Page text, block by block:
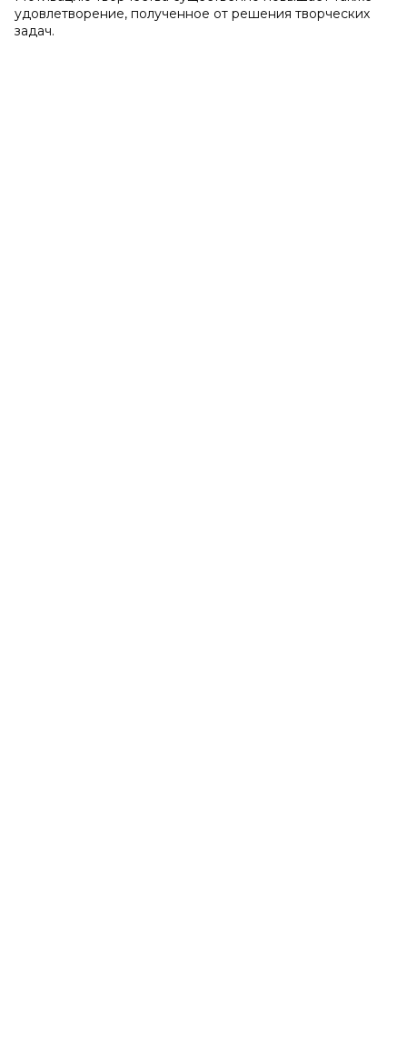
удовлетворение, полученное от решения творческих
задач.